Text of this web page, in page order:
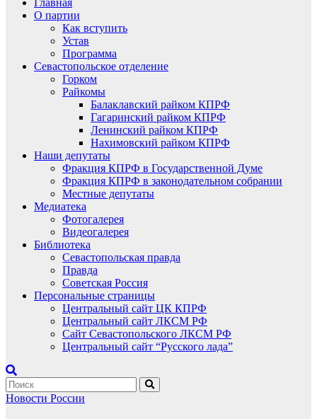
Главная
О партии
Как вступить
Устав
Программа
Севастопольское отделение
Горком
Райкомы
Балаклавский райком КПРФ
Гагаринский райком КПРФ
Ленинский райком КПРФ
Нахимовский райком КПРФ
Наши депутаты
Фракция КПРФ в Государственной Думе
Фракция КПРФ в законодательном собрании
Местные депутаты
Медиатека
Фотогалерея
Видеогалерея
Библиотека
Севастопольская правда
Правда
Советская Россия
Персональные страницы
Центральный сайт ЦК КПРФ
Центральный сайт ЛКСМ РФ
Сайт Севастопольского ЛКСМ РФ
Центральный сайт “Русского лада”
Новости России